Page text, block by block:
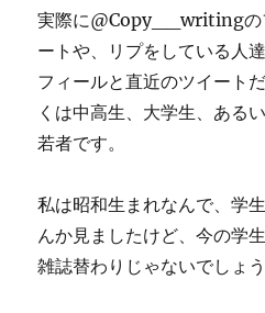
実際に@Copy__writingの
ートや、リプをしている人
フィールと直近のツイート
くは中高生、大学生、ある
若者です。
私は昭和生まれなんで、学
んか見ましたけど、今の学
雑誌替わりじゃないでしょう